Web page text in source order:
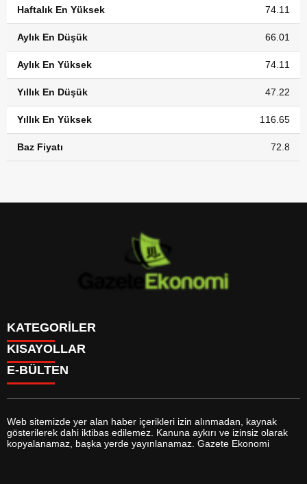
Haftalık En Yüksek 74.11
Aylık En Düşük 66.01
Aylık En Yüksek 74.11
Yıllık En Düşük 47.22
Yıllık En Yüksek 116.65
Baz Fiyatı 72.8
KATEGORİLER
GÜNDEM
DÜNYA
SİYASET
MAGAZİN
SAĞLIK
EĞİTİM
YAŞAM
KISAYOLLAR
BURÇLAR
FİKSTÜR
FİRMA EKLE
FİRMA REHBERİ
E-BÜLTEN
gazeteekonomi.com e-bültenine abone olarak, tarafınıza haber,
Web sitemizde yer alan haber içerikleri izin alınmadan, kaynak
gösterilerek dahi iktibas edilemez. Kanuna aykırı ve izinsiz olarak
kopyalanamaz, başka yerde yayınlanamaz. Gazete Ekonomi